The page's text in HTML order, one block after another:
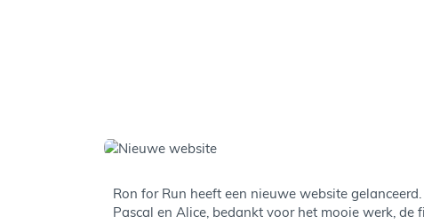
Ron for Run heeft een nieuwe website
Pascal en Alice, bedankt voor het mooie werk,